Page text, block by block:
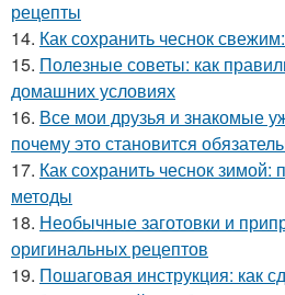
рецепты
14. Как сохранить чеснок
15. Полезные советы: как
домашних условиях
16. Все мои друзья и знакомые
почему это становится
17. Как сохранить чеснок
методы
18. Необычные заготовки и
оригинальных рецептов
19. Пошаговая инструкция: как